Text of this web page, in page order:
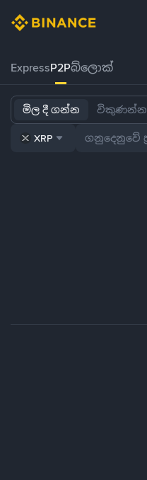
ExpressP2Pබ්ලොක්
මිල දී ගන්න විකුණන්න
XRP